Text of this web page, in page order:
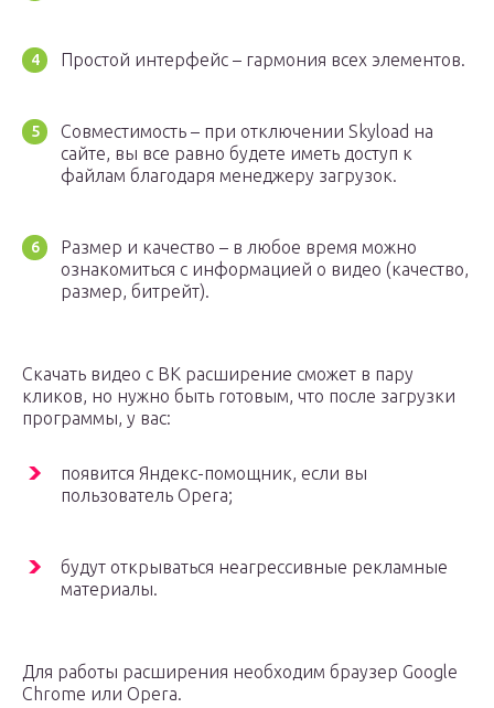
Простой интерфейс – гармония всех элементов.
Совместимость – при отключении Skyload на
сайте, вы все равно будете иметь доступ к
файлам благодаря менеджеру загрузок.
Размер и качество – в любое время можно
ознакомиться с информацией о видео (качество,
размер, битрейт).
Скачать видео с ВК расширение сможет в пару
кликов, но нужно быть готовым, что после загрузки
программы, у вас:
появится Яндекс-помощник, если вы
пользователь Opera;
будут открываться неагрессивные рекламные
материалы.
Для работы расширения необходим браузер Google
Chrome или Opera.